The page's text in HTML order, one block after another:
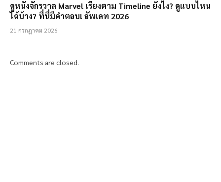
ดูหนังจักรวาล Marvel เรียงตาม Timeline ยังไง? ดูแบบไหน
ได้บ้าง? ที่นี่มีคำตอบ! อัพเดท 2026
21 กรกฎาคม 2026
Comments are closed.